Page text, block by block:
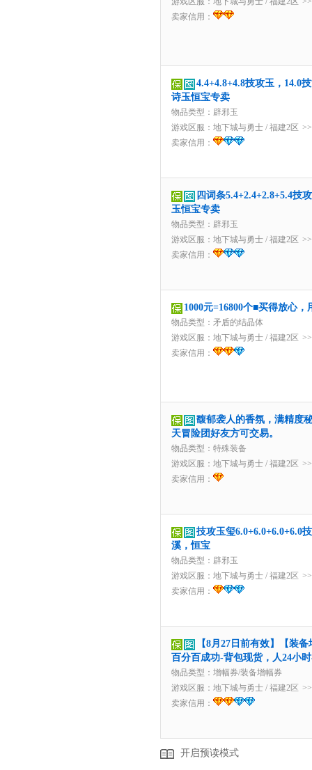
卖家信用：
4.4+4.8+4.8技攻玉，14.0
诗玉恒宝专卖
物品类型：辟邪玉
游戏区服： 地下城与勇士 / 福建2区
卖家信用：
四词条5.4+2.4+2.8+5.4技
玉恒宝专卖
物品类型：辟邪玉
游戏区服： 地下城与勇士 / 福建2区
卖家信用：
1000元=16800个■买得放心
物品类型：矛盾的结晶体
游戏区服： 地下城与勇士 / 福建2区
卖家信用：
馥郁袭人的香氛，满精度
天冒险团好友方可交易。
物品类型：特殊装备
游戏区服： 地下城与勇士 / 福建2区
卖家信用：
技攻玉玺6.0+6.0+6.0+6.0
溪，恒宝
物品类型：辟邪玉
游戏区服： 地下城与勇士 / 福建2区
卖家信用：
【8月27日前有效】【装
百分百成功-背包现货，人24小
物品类型：增幅券/装备增幅券
游戏区服： 地下城与勇士 / 福建2区
卖家信用：
开启预读模式